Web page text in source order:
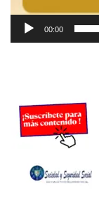
00:00